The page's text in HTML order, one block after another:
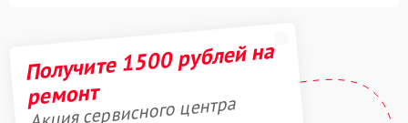
Получите 1500 рублей на
ремонт
Акция сервисного центра